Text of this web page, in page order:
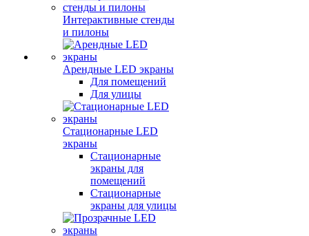
Интерактивные стенды
и пилоны
Арендные LED экраны
Для помещений
Для улицы
Стационарные LED
экраны
Стационарные
экраны для
помещений
Стационарные
экраны для улицы